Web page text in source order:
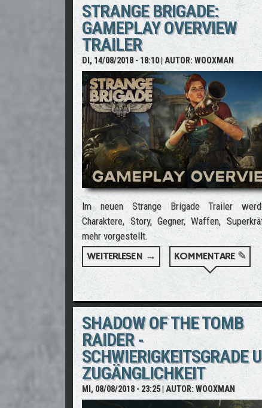
STRANGE BRIGADE:
GAMEPLAY OVERVIEW
TRAILER
DI, 14/08/2018 - 18:10| AUTOR:WOOXMAN
Im neuen Strange Brigade Trailer
Charaktere, Story, Gegner, Waffen,
mehr vorgestellt.
WEITERLESEN → ÜBER STRANGE
KOMMENTARE ✎
SHADOW OF THE TOMB
RAIDER -
SCHWIERIGKEITSGRADE
ZUGÄNGLICHKEIT
MI, 08/08/2018 - 23:25| AUTOR:WOOXMAN